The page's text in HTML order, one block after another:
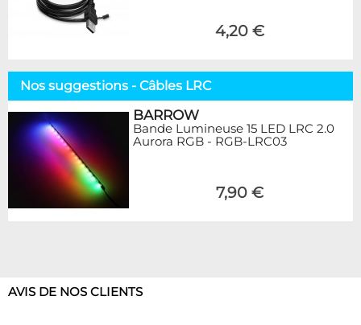
4,20 €
Nos suggestions - Câbles LRC
BARROW
Bande Lumineuse 15 LED LRC 2.0
Aurora RGB - RGB-LRC03
7,90 €
AVIS DE NOS CLIENTS